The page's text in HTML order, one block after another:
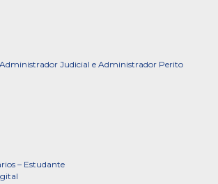
Judicial e Administrador Perito
– Estudante